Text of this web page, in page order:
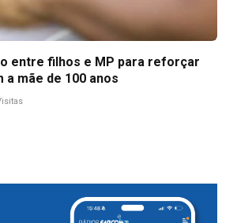
entre filhos e MP para reforçar
a mãe de 100 anos